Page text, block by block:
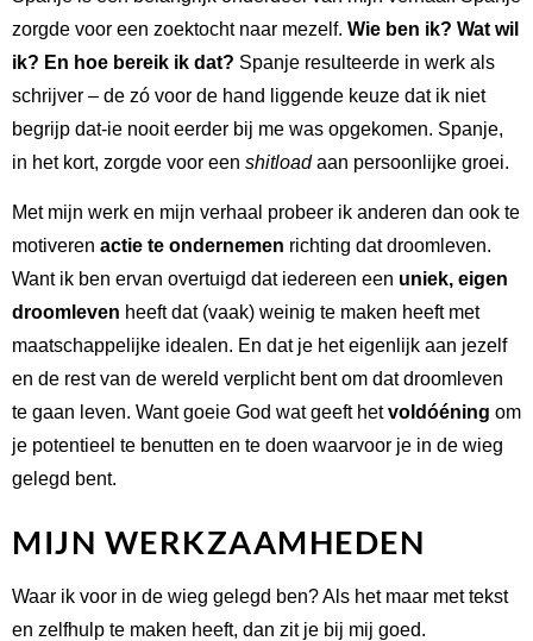
zorgde voor een zoektocht naar mezelf. Wie ben ik? Wat wil
ik? En hoe bereik ik dat? Spanje resulteerde in werk als
schrijver – de zó voor de hand liggende keuze dat ik niet
begrijp dat-ie nooit eerder bij me was opgekomen. Spanje,
in het kort, zorgde voor een shitloadaan persoonlijke groei.
Met mijn werk en mijn verhaal probeer ik anderen dan ook te
motiveren actie te ondernemen richting dat droomleven.
Want ik ben ervan overtuigd dat iedereen een uniek, eigen
droomleven heeft dat (vaak) weinig te maken heeft met
maatschappelijke idealen. En dat je het eigenlijk aan jezelf
en de rest van de wereld verplicht bent om dat droomleven
te gaan leven. Want goeie God wat geeft hetvoldóéning om
je potentieel te benutten en te doen waarvoor je in de wieg
gelegd bent.
MIJN WERKZAAMHEDEN
Waar ik voor in de wieg gelegd ben? Als het maar met tekst
en zelfhulp te maken heeft, dan zit je bij mij goed.